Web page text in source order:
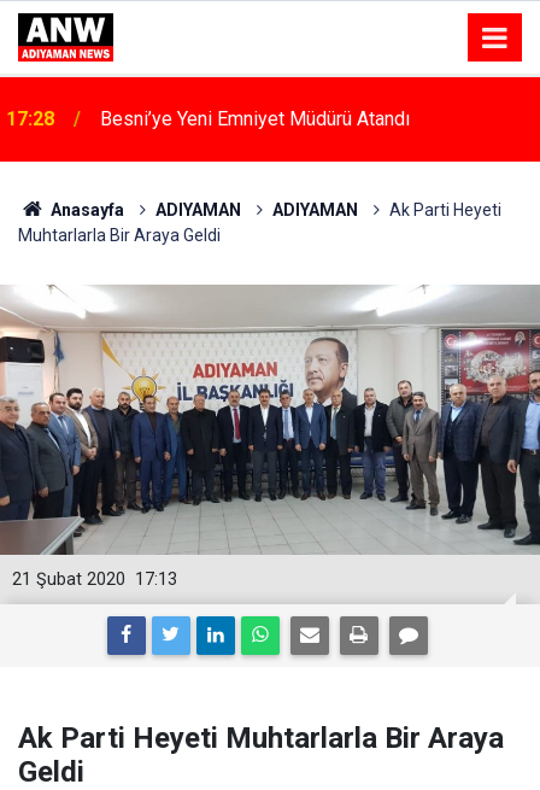
15:53 Atso Olağan Meclis Toplantısı Gerçekleştirildi
Anasayfa ADIYAMAN ADIYAMAN
Ak Parti Heyeti
Muhtarlarla Bir Araya Geldi
17:13
21 Şubat 2020
Ak Parti Heyeti Muhtarlarla Bir Araya
Geldi